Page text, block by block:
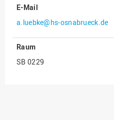
Institut für Musik
IT Service Center
Kommunikation und
Marketing
E-Mail
a.luebke@hs-osnabrueck.de
Raum
SB 0229